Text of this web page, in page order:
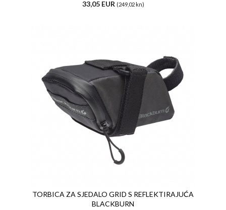
33,05 EUR (249,02 kn)
TORBICA ZA SJEDALO GRID S REFLEKTIRAJUĆA
BLACKBURN